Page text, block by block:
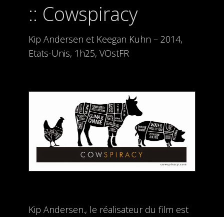
Cowspiracy
Kip Andersen et Keegan Kuhn – 2014,
Etats-Unis, 1h25, VOstFR
Kip Andersen., le réalisateur du film est